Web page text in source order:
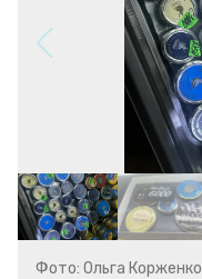
Фото: Ольга Корженко